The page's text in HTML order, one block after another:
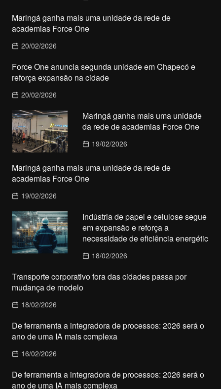
Maringá ganha mais uma unidade da rede de
academias Force One
20/02/2026
Force One anuncia segunda unidade em Chapecó e
reforça expansão na cidade
20/02/2026
Maringá ganha mais uma unidade
da rede de academias Force One
19/02/2026
Maringá ganha mais uma unidade da rede de
academias Force One
19/02/2026
Indústria de papel e celulose segue
em expansão e reforça a
necessidade de eficiência energétic
18/02/2026
Transporte corporativo fora das cidades passa por
mudança de modelo
18/02/2026
De ferramenta a integradora de processos: 2026 será o
ano de uma IA mais complexa
16/02/2026
De ferramenta a integradora de processos: 2026 será o
ano de uma IA mais complexa